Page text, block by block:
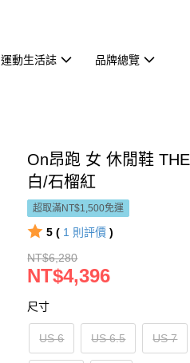
運動生活誌 品牌總覽
On昂跑 女 休閒鞋
白/石榴紅
超取滿NT$1,500免運
5 ( 1 則評價 )
NT$6,280
NT$4,396
尺寸
US 6 US 6.5 US 7